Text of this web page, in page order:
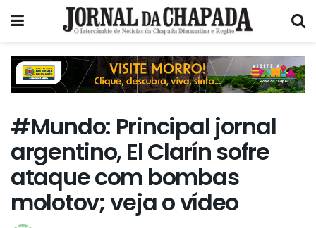
#Mundo: Principal jornal
argentino, El Clarín sofre
ataque com bombas
molotov; veja o vídeo